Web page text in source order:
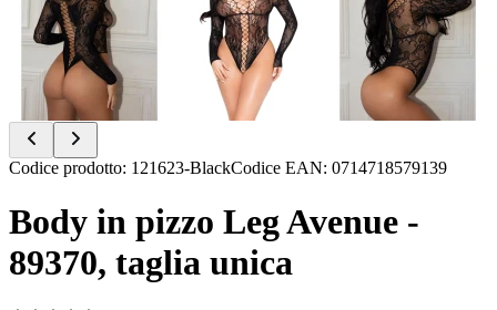
Item
of
Codice prodotto: 121623-BlackCodice EAN: 0714718579139
Body in pizzo Leg Avenue -
89370, taglia unica